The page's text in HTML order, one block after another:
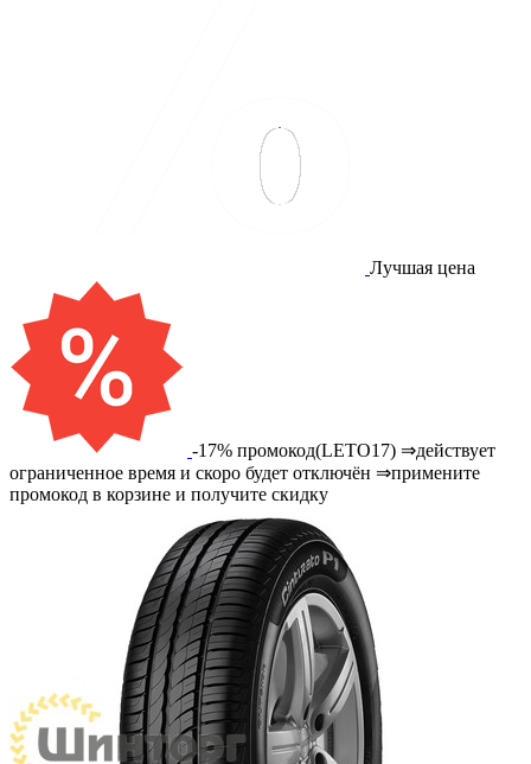
Лучшая цена
-17% промокод(LETO17) ⇒действует
ограниченное время и скоро будет отключён ⇒примените
промокод в корзине и получите скидку